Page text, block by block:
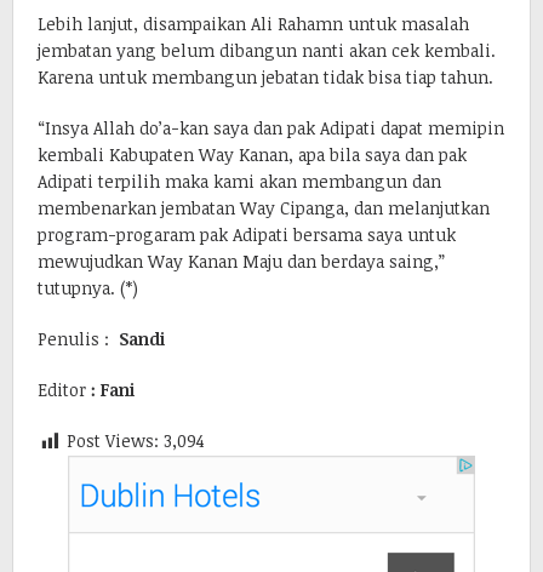
Lebih lanjut, disampaikan Ali Rahamn untuk masalah
jembatan yang belum dibangun nanti akan cek kembali.
Karena untuk membangun jebatan tidak bisa tiap tahun.
“Insya Allah do’a-kan saya dan pak Adipati dapat memipin
kembali Kabupaten Way Kanan, apa bila saya dan pak
Adipati terpilih maka kami akan membangun dan
membenarkan jembatan Way Cipanga, dan melanjutkan
program-progaram pak Adipati bersama saya untuk
mewujudkan Way Kanan Maju dan berdaya saing,”
tutupnya. (*)
Penulis : Sandi
Editor : Fani
Post Views: 3,094